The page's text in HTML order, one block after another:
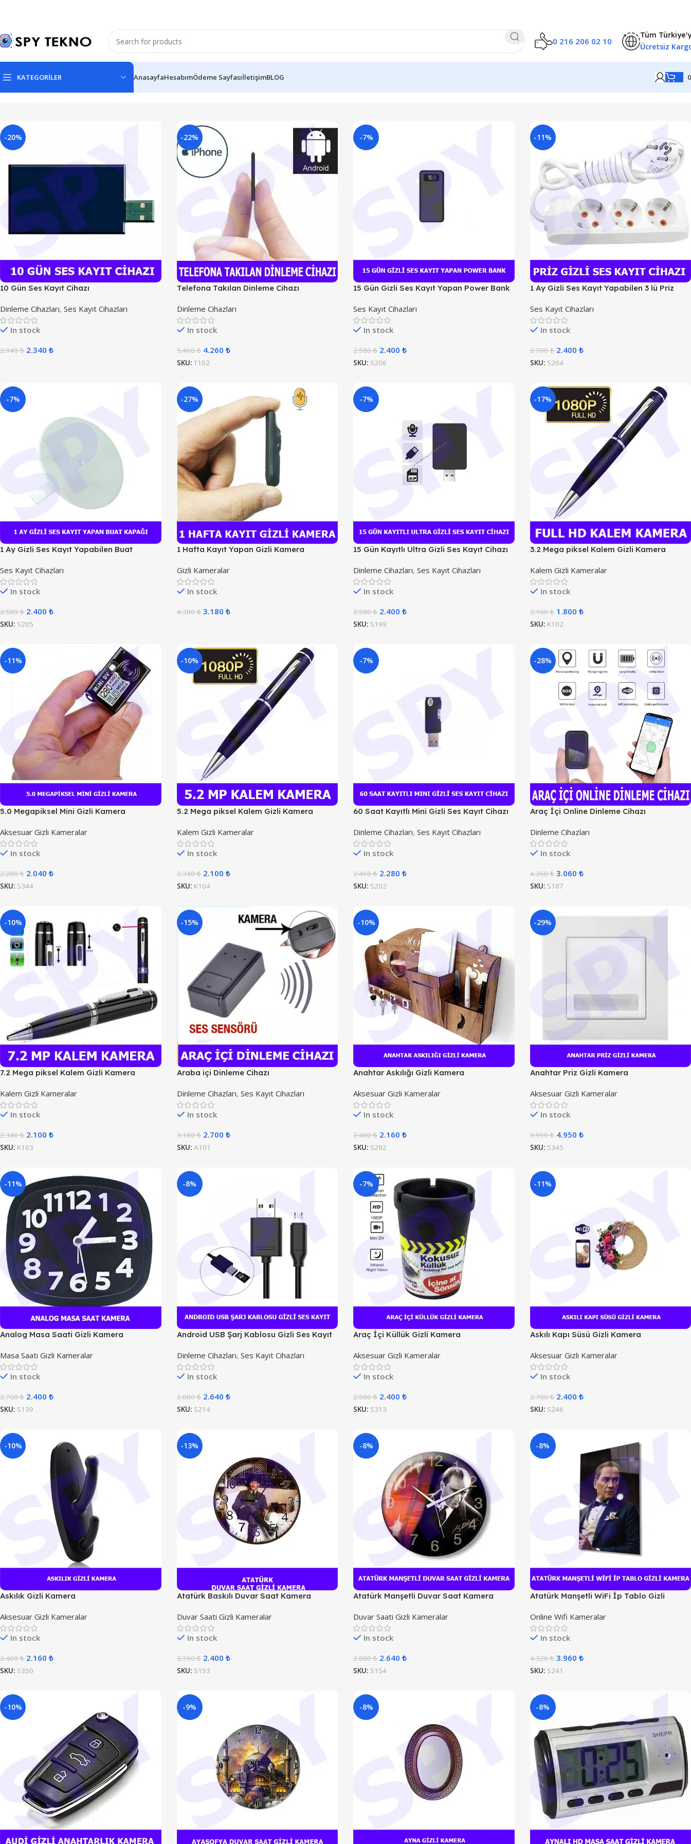
0 216 206 02 10
Tüm
Ücretsiz
KATEGORİLER AnasayfaHesabımÖdeme SayfasıİletişimBLOG
-20%
10 Gün Ses Kayıt Cihazı
Dinleme Cihazları, Ses Kayıt Cihazları
In stock
2.940₺ 2.340 ₺
-22%
Telefona Takılan Dinleme Cihazı
Dinleme Cihazları
In stock
5.460₺ 4.260 ₺
SKU: T102
-7%
15 Gün Gizli Ses Kayıt Yapan Power Bank
Ses Kayıt Cihazları
In stock
2.580₺ 2.400 ₺
SKU: S206
-11%
1 Ay Gizli Ses Kayıt Yapabilen 3 lü Priz
Ses Kayıt Cihazları
In stock
2.700₺ 2.400 ₺
SKU: S204
-7%
1 Ay Gizli Ses Kayıt Yapabilen Buat
Ses Kayıt Cihazları
In stock
2.580₺ 2.400 ₺
SKU: S205
-27%
1 Hafta Kayıt Yapan Gizli Kamera
Gizli Kameralar
In stock
4.380₺ 3.180 ₺
-7%
15 Gün Kayıtlı Ultra Gizli Ses Kayıt Cihazı
Dinleme Cihazları, Ses Kayıt Cihazları
In stock
2.580₺ 2.400 ₺
SKU: S199
-17%
3.2 Mega piksel Kalem Gizli Kamera
Kalem Gizli Kameralar
In stock
2.160₺ 1.800 ₺
SKU: K102
-11%
5.0 Megapiksel Mini Gizli Kamera
Aksesuar Gizli Kameralar
In stock
2.280₺ 2.040 ₺
SKU: S344
-10%
5.2 Mega piksel Kalem Gizli Kamera
Kalem Gizli Kameralar
In stock
2.340₺ 2.100 ₺
SKU: K104
-7%
60 Saat Kayıtlı Mini Gizli Ses Kayıt Cihazı
Dinleme Cihazları, Ses Kayıt Cihazları
In stock
2.460₺ 2.280 ₺
SKU: S202
-28%
Araç İçi Online Dinleme Cihazı
Dinleme Cihazları
In stock
4.260₺ 3.060 ₺
SKU: S187
-10%
7.2 Mega piksel Kalem Gizli Kamera
Kalem Gizli Kameralar
In stock
2.340₺ 2.100 ₺
SKU: K103
-15%
Araba içi Dinleme Cihazı
Dinleme Cihazları, Ses Kayıt Cihazları
In stock
3.180₺ 2.700 ₺
SKU: A101
-10%
Anahtar Askılığı Gizli Kamera
Aksesuar Gizli Kameralar
In stock
2.400₺ 2.160 ₺
SKU: S292
-29%
Anahtar Priz Gizli Kamera
Aksesuar Gizli Kameralar
In stock
6.950₺ 4.950 ₺
SKU: S345
-11%
Analog Masa Saati Gizli Kamera
Masa Saati Gizli Kameralar
In stock
2.700₺ 2.400 ₺
SKU: S139
-8%
Android USB Şarj Kablosu Gizli Ses Kayıt
Dinleme Cihazları, Ses Kayıt Cihazları
In stock
2.880₺ 2.640 ₺
SKU: S214
-7%
Araç İçi Küllük Gizli Kamera
Aksesuar Gizli Kameralar
In stock
2.580₺ 2.400 ₺
SKU: S313
-11%
Askılı Kapı Süsü Gizli Kamera
Aksesuar Gizli Kameralar
In stock
2.700₺ 2.400 ₺
SKU: S246
-10%
Askılık Gizli Kamera
Aksesuar Gizli Kameralar
In stock
2.400₺ 2.160 ₺
SKU: S350
-13%
Atatürk Baskılı Duvar Saat Kamera
Duvar Saati Gizli Kameralar
In stock
2.760₺ 2.400 ₺
SKU: S153
-8%
Atatürk Manşetli Duvar Saat Kamera
Duvar Saati Gizli Kameralar
In stock
2.880₺ 2.640 ₺
SKU: S154
-8%
Atatürk Manşetli WiFi İp Tablo Gizli
Online Wifi Kameralar
In stock
4.320₺ 3.960 ₺
SKU: S241
-10% -9% -8% -8%